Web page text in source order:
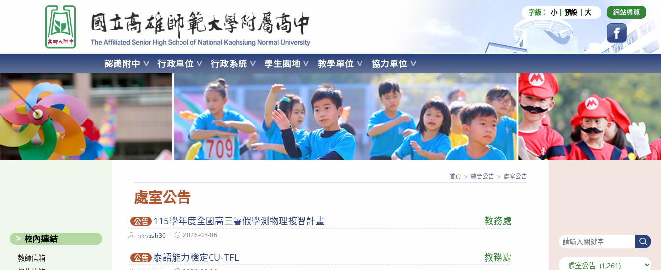
要
容
國立高雄師範大學附屬高級中學 Affiliated Senior High School of National Kaohsiung Normal University
字級： 小 預設 大
認識附中 行政單位 行政系統 學生園地 教學單位 協力單位
AFFILIATED SENIOR HIGH SCHOOL OF NATIONAL KAOHSIUNG NORMAL UNIVERSITY
處室公告
首頁 > 綜合公告 > 處室公告
公告 115學年度全國高三暑假學測物理複習計畫 教務處
Postnknush36
Post2026-08-06
公告 泰語能力檢定CU-TFL 教務處
校內連結
教師信箱
搜
尋
分